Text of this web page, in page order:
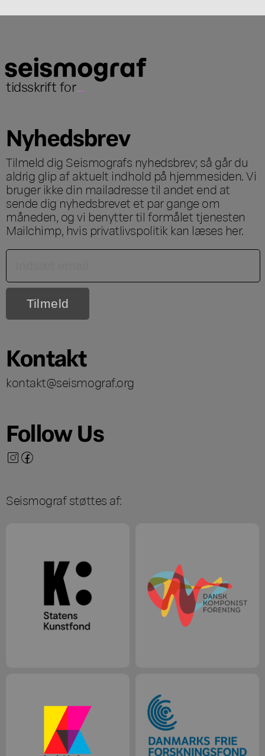
tidsskrift for...
Nyhedsbrev
Tilmeld dig Seismografs nyhedsbrev; så går du
aldrig glip af aktuelt indhold på hjemmesiden. Vi
bruger ikke din mailadresse til andet end at
sende dig nyhedsbrevet et par gange om
måneden, og vi benytter til formålet tjenesten
Mailchimp, hvis privatlivspolitik kan læses her.
Kontakt
kontakt@seismograf.org
Follow Us
Seismograf støttes af: